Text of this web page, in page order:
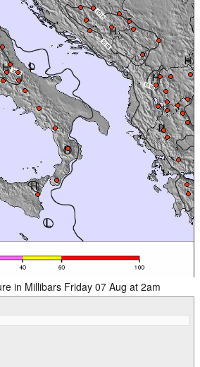
in Millibars Friday 07 Aug at 2am